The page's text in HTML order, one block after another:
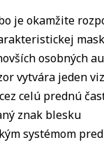
je okamžite
osobných
vytvára jeden
celú prednú
znak blesku
systémom